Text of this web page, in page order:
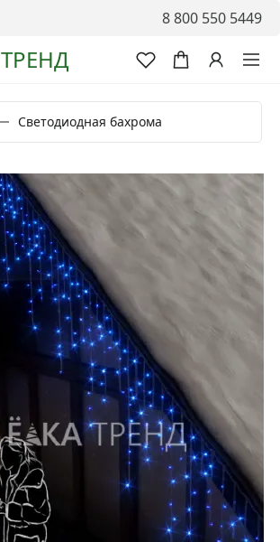
ТРЕНД
8 800 550 5449
Светодиодная бахрома